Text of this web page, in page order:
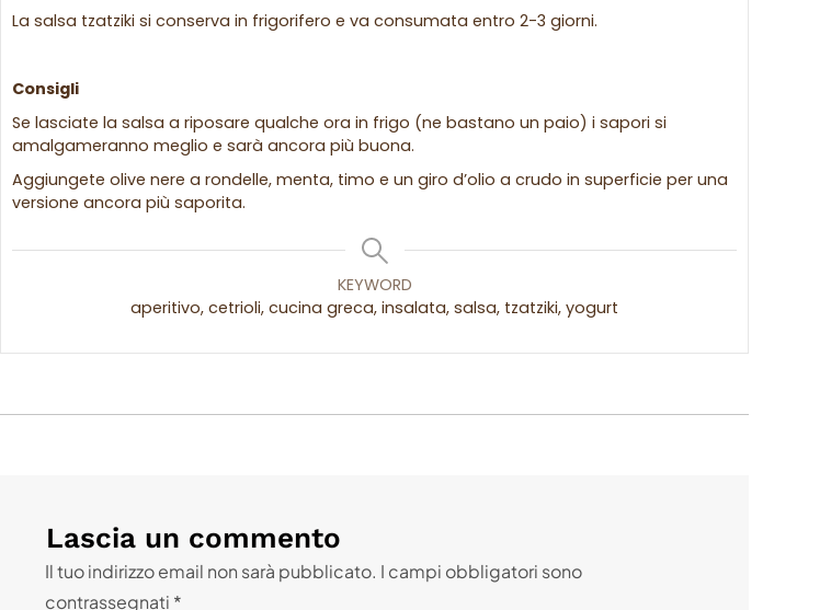
La salsa tzatziki si conserva in frigorifero e va consumata entro 2-3 giorni.
Consigli
Se lasciate la salsa a riposare qualche ora in frigo (ne bastano un paio) i sapori si
amalgameranno meglio e sarà ancora più buona.
Aggiungete olive nere a rondelle, menta, timo e un giro d’olio a crudo in superficie per una
versione ancora più saporita.
KEYWORD
aperitivo, cetrioli, cucina greca, insalata, salsa, tzatziki, yogurt
Lascia un commento
Il tuo indirizzo email non sarà pubblicato. I campi obbligatori sono
contrassegnati *